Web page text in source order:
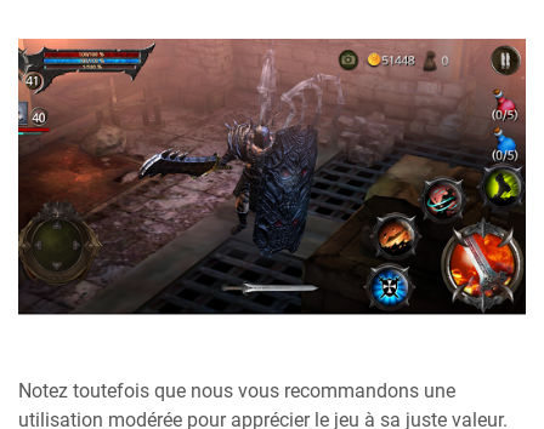
Notez toutefois que nous vous recommandons une
utilisation modérée pour apprécier le jeu à sa juste valeur.